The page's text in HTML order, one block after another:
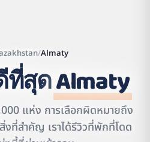
|©
/Almaty
ที่สุดAlmaty
แห่ง การเลือกผิดหมายถึง
งที่สำคัญ เราได้รีวิวที่พักที่โดด